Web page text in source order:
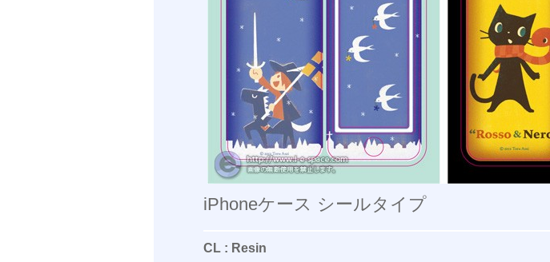
iPhoneケース シールタイプ
CL : Resin